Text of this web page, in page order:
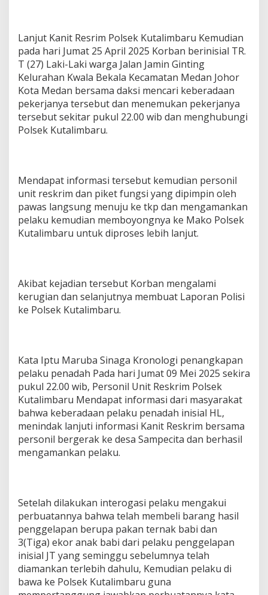
Lanjut Kanit Resrim Polsek Kutalimbaru Kemudian
pada hari Jumat 25 April 2025 Korban berinisial TR.
T (27) Laki-Laki warga Jalan Jamin Ginting
Kelurahan Kwala Bekala Kecamatan Medan Johor
Kota Medan bersama daksi mencari keberadaan
pekerjanya tersebut dan menemukan pekerjanya
tersebut sekitar pukul 22.00 wib dan menghubungi
Polsek Kutalimbaru.
Mendapat informasi tersebut kemudian personil
unit reskrim dan piket fungsi yang dipimpin oleh
pawas langsung menuju ke tkp dan mengamankan
pelaku kemudian memboyongnya ke Mako Polsek
Kutalimbaru untuk diproses lebih lanjut.
Akibat kejadian tersebut Korban mengalami
kerugian dan selanjutnya membuat Laporan Polisi
ke Polsek Kutalimbaru.
Kata Iptu Maruba Sinaga Kronologi penangkapan
pelaku penadah Pada hari Jumat 09 Mei 2025 sekira
pukul 22.00 wib, Personil Unit Reskrim Polsek
Kutalimbaru Mendapat informasi dari masyarakat
bahwa keberadaan pelaku penadah inisial HL,
menindak lanjuti informasi Kanit Reskrim bersama
personil bergerak ke desa Sampecita dan berhasil
mengamankan pelaku.
Setelah dilakukan interogasi pelaku mengakui
perbuatannya bahwa telah membeli barang hasil
penggelapan berupa pakan ternak babi dan
3(Tiga) ekor anak babi dari pelaku penggelapan
inisial JT yang seminggu sebelumnya telah
diamankan terlebih dahulu, Kemudian pelaku di
bawa ke Polsek Kutalimbaru guna